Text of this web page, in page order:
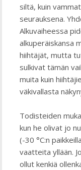
siltä, kuin
seurauksena.
Alkuvaiheessa
alkuperäiskansa
hiihtäjät, mutta
sulkivat tämän
muita kuin
väkivallasta
Todisteiden
kun he olivat jo
(-30 °C:n
vaatteita yllään.
ollut kenkiä